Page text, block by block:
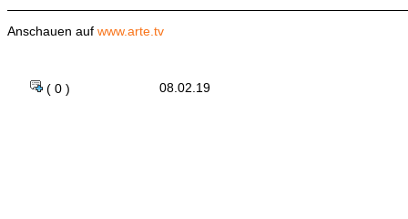
Anschauen auf www.arte.tv
( 0 ) 08.02.19